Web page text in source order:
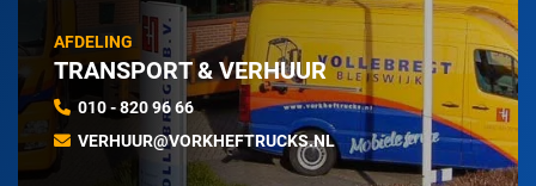
AFDELING
TRANSPORT & VERHUUR
010 - 820 96 66
VERHUUR@VORKHEFTRUCKS.NL